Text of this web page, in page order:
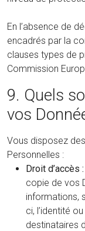
En l’absence de
encadrés par la
clauses types de
Commission
9. Quels
vos
Vous disposez
Personnelles :
Droit d’accès :
copie de vos
informations,
ci, l’identité
destinataires